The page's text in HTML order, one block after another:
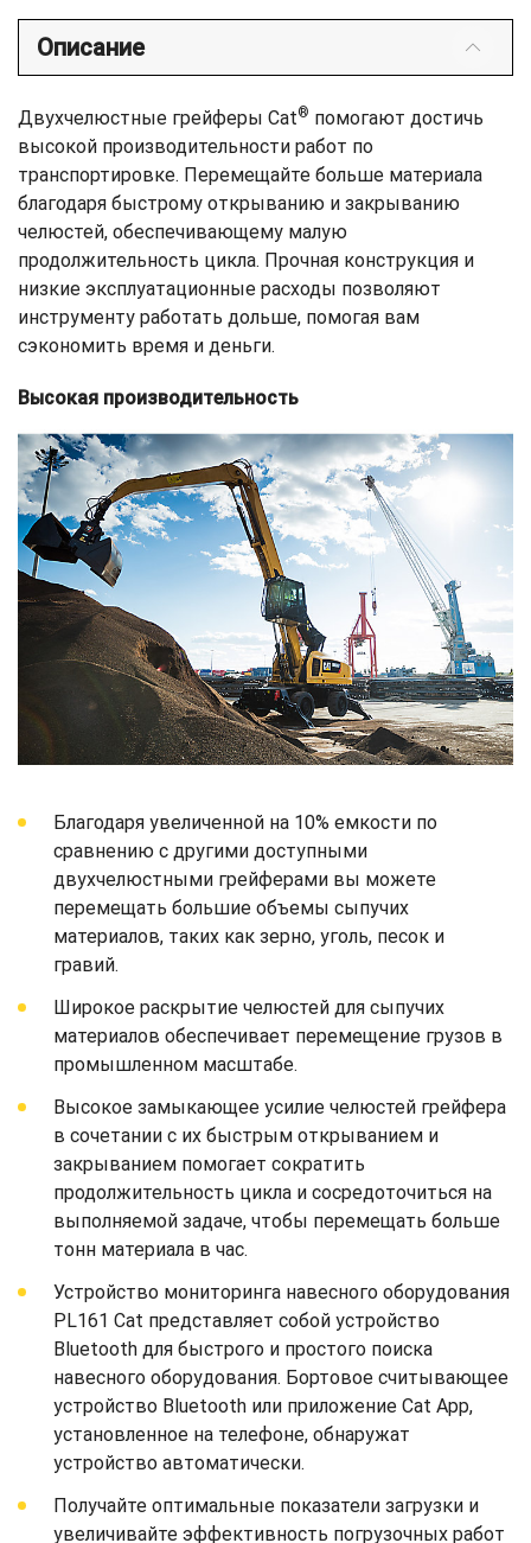
Описание
Двухчелюстные грейферы Cat® помогают достичь
высокой производительности работ по
транспортировке. Перемещайте больше материала
благодаря быстрому открыванию и закрыванию
челюстей, обеспечивающему малую
продолжительность цикла. Прочная конструкция и
низкие эксплуатационные расходы позволяют
инструменту работать дольше, помогая вам
сэкономить время и деньги.
Высокая производительность
Благодаря увеличенной на 10% емкости по
сравнению с другими доступными
двухчелюстными грейферами вы можете
перемещать большие объемы сыпучих
материалов, таких как зерно, уголь, песок и
гравий.
Широкое раскрытие челюстей для сыпучих
материалов обеспечивает перемещение грузов в
промышленном масштабе.
Высокое замыкающее усилие челюстей грейфера
в сочетании с их быстрым открыванием и
закрыванием помогает сократить
продолжительность цикла и сосредоточиться на
выполняемой задаче, чтобы перемещать больше
тонн материала в час.
Устройство мониторинга навесного оборудования
PL161 Cat представляет собой устройство
Bluetooth для быстрого и простого поиска
навесного оборудования. Бортовое считывающее
устройство Bluetooth или приложение Cat App,
установленное на телефоне, обнаружат
устройство автоматически.
Получайте оптимальные показатели загрузки и
увеличивайте эффективность погрузочных работ